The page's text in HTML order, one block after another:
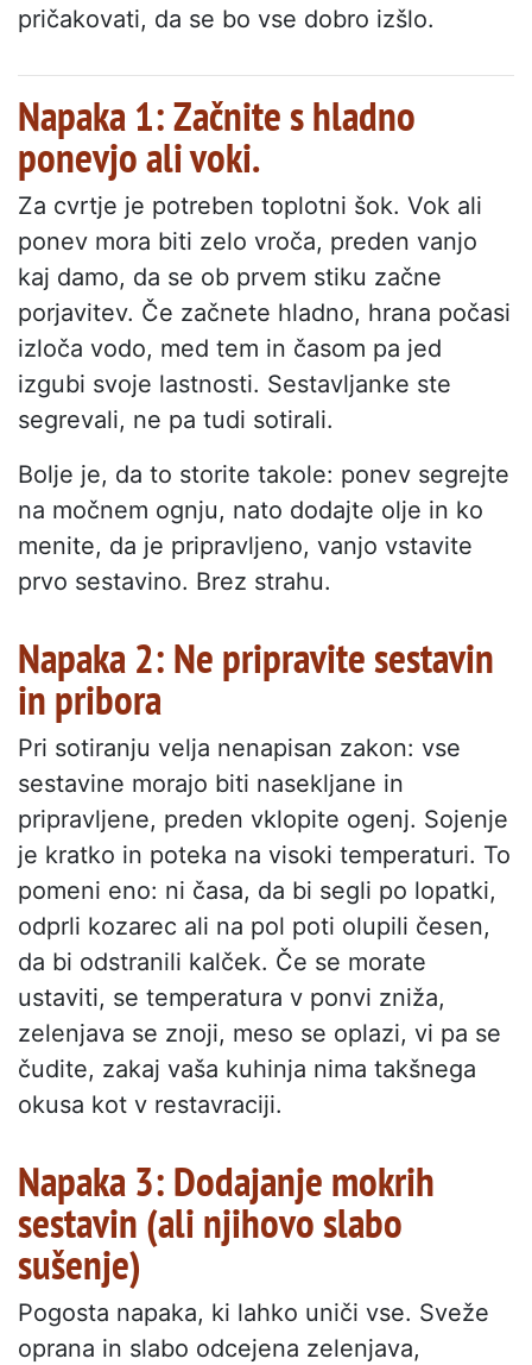
pričakovati, da se bo vse dobro izšlo.
Napaka 1: Začnite s hladno
ponevjo ali voki.
Za cvrtje je potreben toplotni šok. Vok ali
ponev mora biti zelo vroča, preden vanjo
kaj damo, da se ob prvem stiku začne
porjavitev. Če začnete hladno, hrana počasi
izloča vodo, med tem in časom pa jed
izgubi svoje lastnosti. Sestavljanke ste
segrevali, ne pa tudi sotirali.
Bolje je, da to storite takole: ponev segrejte
na močnem ognju, nato dodajte olje in ko
menite, da je pripravljeno, vanjo vstavite
prvo sestavino. Brez strahu.
Napaka 2: Ne pripravite sestavin
in pribora
Pri sotiranju velja nenapisan zakon: vse
sestavine morajo biti nasekljane in
pripravljene, preden vklopite ogenj. Sojenje
je kratko in poteka na visoki temperaturi. To
pomeni eno: ni časa, da bi segli po lopatki,
odprli kozarec ali na pol poti olupili česen,
da bi odstranili kalček. Če se morate
ustaviti, se temperatura v ponvi zniža,
zelenjava se znoji, meso se oplazi, vi pa se
čudite, zakaj vaša kuhinja nima takšnega
okusa kot v restavraciji.
Napaka 3: Dodajanje mokrih
sestavin (ali njihovo slabo
sušenje)
Pogosta napaka, ki lahko uniči vse. Sveže
oprana in slabo odcejena zelenjava,